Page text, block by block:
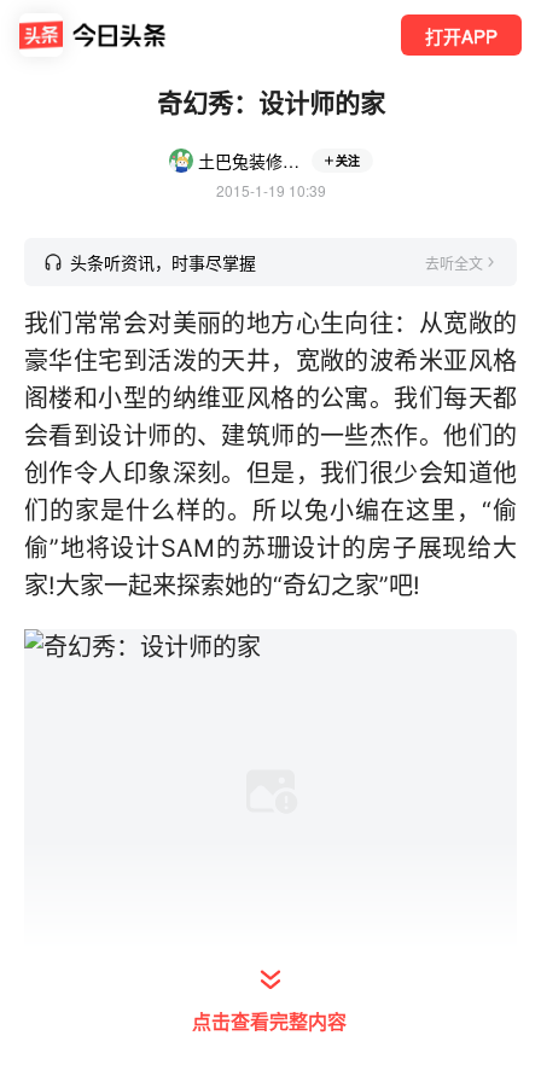
打开APP
奇幻秀：设计师的家
土巴兔装修家居 关注
2015-1-19 10:39
头条听资讯，时事尽掌握 去听全文
我们常常会对美丽的地方心生向往：从宽敞的
豪华住宅到活泼的天井，宽敞的波希米亚风格
阁楼和小型的纳维亚风格的公寓。我们每天都
会看到设计师的、建筑师的一些杰作。他们的
创作令人印象深刻。但是，我们很少会知道他
们的家是什么样的。所以兔小编在这里，“偷
偷”地将设计SAM的苏珊设计的房子展现给大
家!大家一起来探索她的“奇幻之家”吧!
她的家位于加拿大圣约翰，纽芬兰和拉布拉
多，她的家简约但优雅。“这是一个绝对温暖的
点击查看完整内容